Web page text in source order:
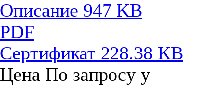
Описание 947 KB
PDF
Сертификат 228.38 KB
Цена По запросу у